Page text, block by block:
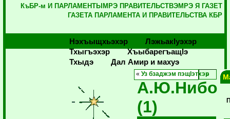
КъБР-м И ПАРЛАМЕНТЫМРЭ ПРАВИТЕЛЬСТВЭМРЭ Я ГАЗЕТ
ГАЗЕТА ПАРЛАМЕНТА И ПРАВИТЕЛЬСТВА КБР
Нэхъыщхьэхэр
Лэжьакlуэхэр
Тхыгъэхэр
Хъыбарегъащlэ
Тхыдэ
Дал Амир и махуэ
«Уз бзаджэм пэщIэтхэр
А.Ю.Нибо
(1)